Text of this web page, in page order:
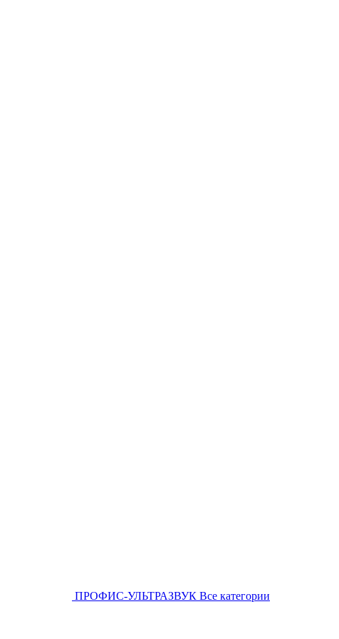
ПРОФИС-УЛЬТРАЗВУК Все категории